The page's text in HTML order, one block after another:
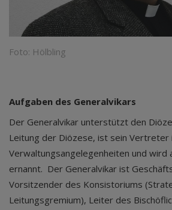
Foto: Hölbling
Aufgaben des Generalvikars
Der Generalvikar unterstützt den
Leitung der Diözese, ist sein Vertreter
Verwaltungsangelegenheiten und wird
ernannt. Der Generalvikar ist
Vorsitzender des Konsistoriums
Leitungsgremium), Leiter des